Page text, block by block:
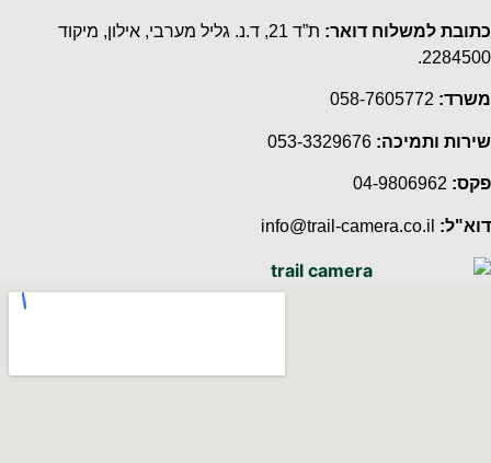
כתובת למשלוח דואר:
ת”ד 21, ד.נ. גליל מערבי, אילון, מיקוד
2284500.
משרד: 058-7605772
שירות ותמיכה: 053-3329676
פקס: 04-9806962
דוא"ל: info@trail-camera.co.il